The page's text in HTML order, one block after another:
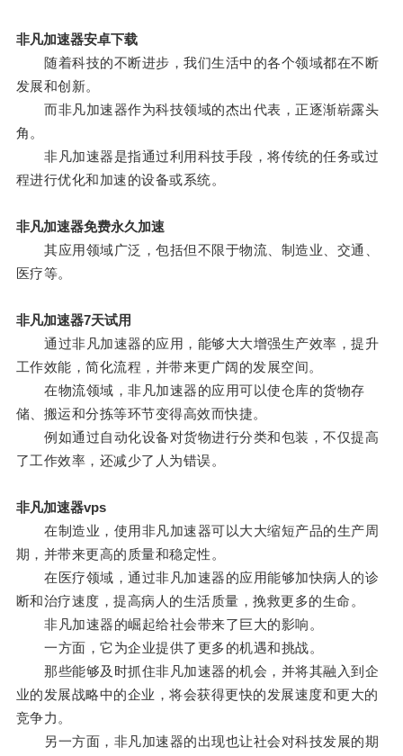
非凡加速器安卓下载
随着科技的不断进步，我们生活中的各个领域都在不断
发展和创新。
而非凡加速器作为科技领域的杰出代表，正逐渐崭露头
角。
非凡加速器是指通过利用科技手段，将传统的任务或过
程进行优化和加速的设备或系统。
非凡加速器免费永久加速
其应用领域广泛，包括但不限于物流、制造业、交通、
医疗等。
非凡加速器7天试用
通过非凡加速器的应用，能够大大增强生产效率，提升
工作效能，简化流程，并带来更广阔的发展空间。
在物流领域，非凡加速器的应用可以使仓库的货物存
储、搬运和分拣等环节变得高效而快捷。
例如通过自动化设备对货物进行分类和包装，不仅提高
了工作效率，还减少了人为错误。
非凡加速器vps
在制造业，使用非凡加速器可以大大缩短产品的生产周
期，并带来更高的质量和稳定性。
在医疗领域，通过非凡加速器的应用能够加快病人的诊
断和治疗速度，提高病人的生活质量，挽救更多的生命。
非凡加速器的崛起给社会带来了巨大的影响。
一方面，它为企业提供了更多的机遇和挑战。
那些能够及时抓住非凡加速器的机会，并将其融入到企
业的发展战略中的企业，将会获得更快的发展速度和更大的
竞争力。
另一方面，非凡加速器的出现也让社会对科技发展的期